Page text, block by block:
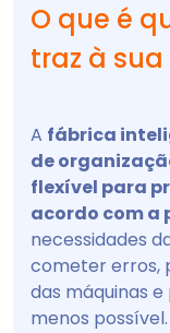
O que é
traz à
A fábrica
de
flexível para
acordo com a
necessidades
cometer erros,
das máquinas
menos possível.